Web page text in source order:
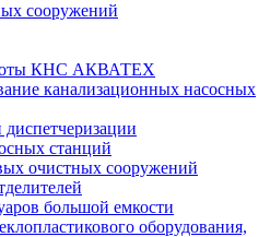
сооружений
КНС АКВАТЕХ
канализационных насосных
станций
очистных сооружений
большой емкости
оборудования,